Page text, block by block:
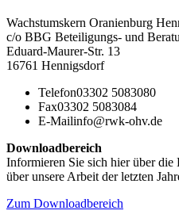
Wachstumskern Oranienburg
c/o BBG Beteiligungs- und
Eduard-Maurer-Str. 13
16761 Hennigsdorf
Telefon03302 5083080
Fax03302 5083084
E-Mailinfo@rwk-ohv.de
Downloadbereich
Informieren Sie sich hier über die
über unsere Arbeit der letzten
Zum Downloadbereich